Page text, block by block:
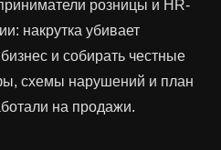
розницы и HR-
накрутка убивает
и собирать честные
схемы нарушений и план
на продажи.